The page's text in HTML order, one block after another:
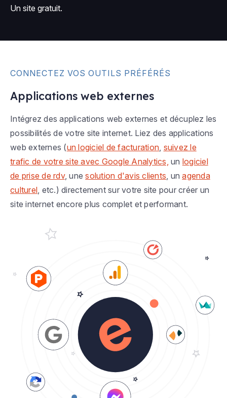
Un site gratuit.
CONNECTEZ VOS OUTILS PRÉFÉRÉS
Applications web externes
Intégrez des applications web externes et décuplez les
possibilités de votre site internet. Liez des applications
web externes (un logiciel de facturation, suivez le
trafic de votre site avec Google Analytics, un logiciel
de prise de rdv, unesolution d'avis clients, unagenda
culturel, etc.) directement sur votre site pour créer un
site internet encore plus complet et performant.